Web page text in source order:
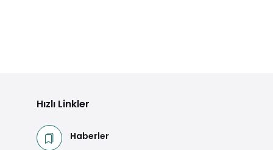
Hızlı Linkler
Haberler